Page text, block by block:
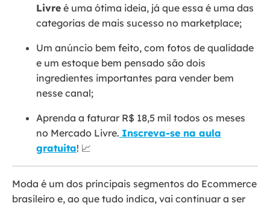
Livre é uma ótima ideia, já que essa é uma das
categorias de mais sucesso no marketplace;
Um anúncio bem feito, com fotos de qualidade
e um estoque bem pensado são dois
ingredientes importantes para vender bem
nesse canal;
Aprenda a faturar R$ 18,5 mil todos os meses
no Mercado Livre. Inscreva-se na aula
gratuita! 📈
Moda é um dos principais segmentos do Ecommerce
brasileiro e, ao que tudo indica, vai continuar a ser